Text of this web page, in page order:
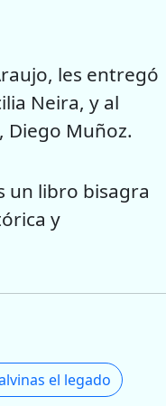
les entregó
Neira, y al
Diego Muñoz.
un libro bisagra
y
el legado